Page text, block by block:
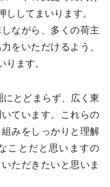
してまいります。
ながら、多くの荷主
をいただけるよう、
ります。
とどまらず、広く東
ています。これらの
みをしっかりと理解
ことだと思いますの
ただきたいと思いま